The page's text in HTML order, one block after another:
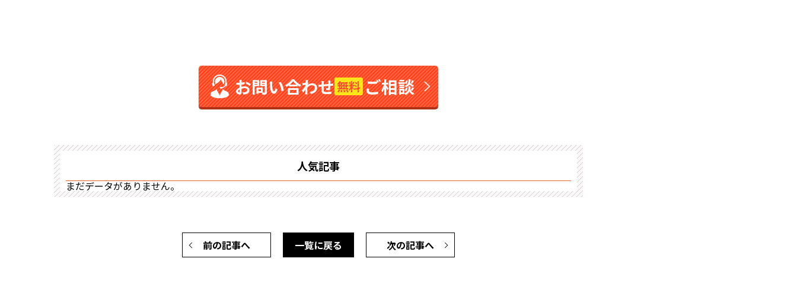
お問い合わせ無料 ご相談
人気記事
まだデータがありません。
前の記事へ 次の記事へ
一覧に戻る